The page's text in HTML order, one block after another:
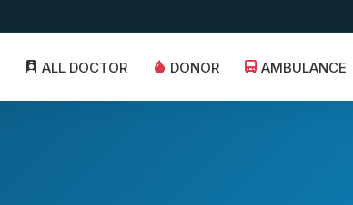
ALL DOCTOR DONOR AMBULANCE